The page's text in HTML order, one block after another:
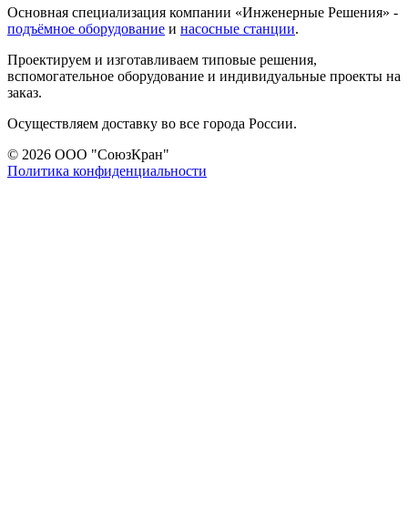
Основная специализация компании «Инженерные Решения» -
подъёмное оборудование и насосные станции.
Проектируем и изготавливаем типовые решения,
вспомогательное оборудование и индивидуальные проекты на
заказ.
Осуществляем доставку во все города России.
© 2026 ООО "СоюзКран"
Политика конфиденциальности